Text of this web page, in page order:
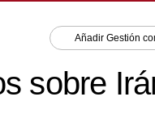
Añadir Gestión
sobre